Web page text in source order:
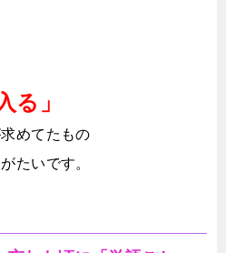
る」
めてたもの
たいです。